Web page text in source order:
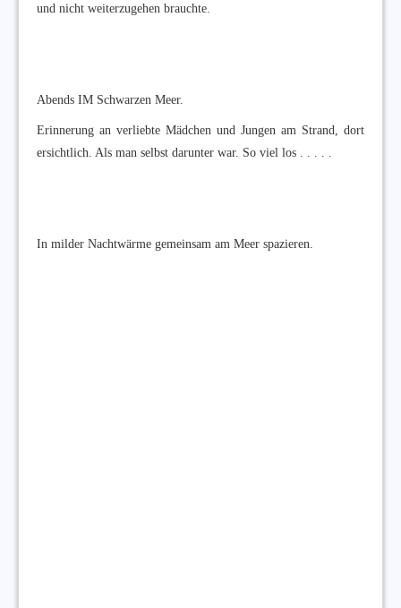
und nicht weiterzugehen brauchte.
Abends IM Schwarzen Meer.
Erinnerung an verliebte Mädchen und Jungen am Strand, dort
ersichtlich. Als man selbst darunter war. So viel los . . . . .
In milder Nachtwärme gemeinsam am Meer spazieren.